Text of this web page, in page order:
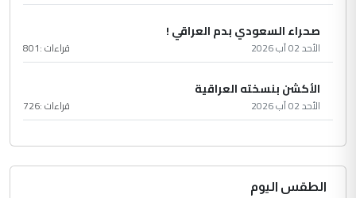
صحراء السعودي بدم العراقي !
الأحد 02 آب 2026 قراءات :801
الأكشن بنسخته العراقية
الأحد 02 آب 2026 قراءات :726
الطقس اليوم